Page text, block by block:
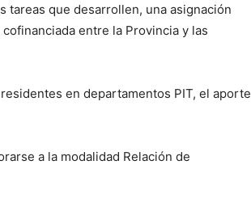
tareas que desarrollen, una asignación
entre la Provincia y las
en departamentos PIT, el aporte
a la modalidad Relación de